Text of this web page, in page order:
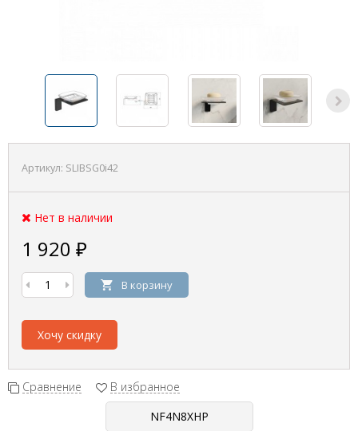
Артикул: SLIBSG0i42
Нет в наличии
1 920 ₽
В корзину
Хочу скидку
Сравнение В избранное